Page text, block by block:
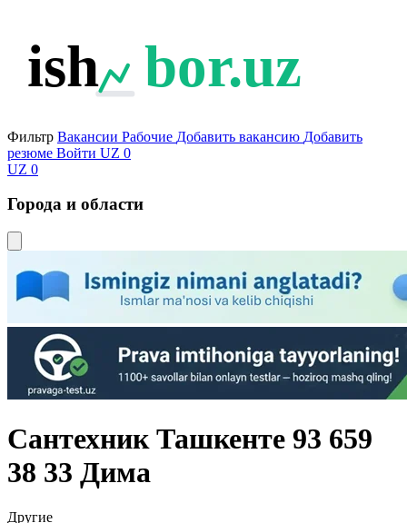
ish bor.uz
Фильтр Вакансии Рабочие Добавить вакансию Добавить
резюме Войти UZ 0
UZ 0
Города и области
Сантехник Ташкенте 93 659
38 33 Дима
Другие